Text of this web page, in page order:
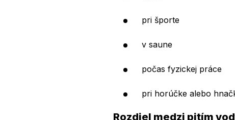
pri športe
v saune
počas fyzickej práce
pri horúčke alebo
Rozdiel medzi pitím